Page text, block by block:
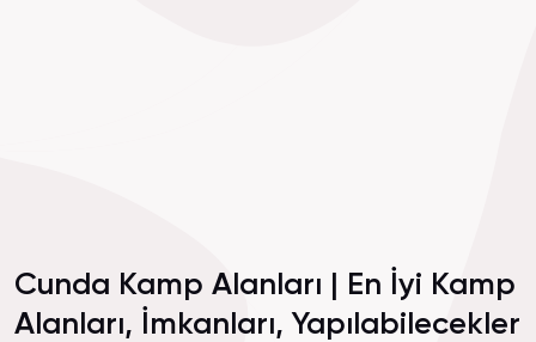
Cunda Kamp Alanları | En İyi Kamp
Alanları, İmkanları, Yapılabilecekler